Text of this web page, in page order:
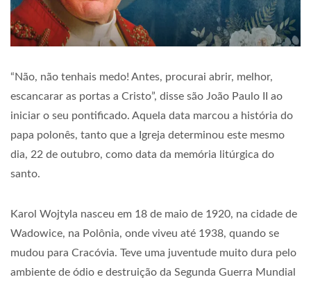
“Não, não tenhais medo! Antes, procurai abrir, melhor,
escancarar as portas a Cristo”, disse são João Paulo II ao
iniciar o seu pontificado. Aquela data marcou a história do
papa polonês, tanto que a Igreja determinou este mesmo
dia, 22 de outubro, como data da memória litúrgica do
santo.
Karol Wojtyla nasceu em 18 de maio de 1920, na cidade de
Wadowice, na Polônia, onde viveu até 1938, quando se
mudou para Cracóvia. Teve uma juventude muito dura pelo
ambiente de ódio e destruição da Segunda Guerra Mundial